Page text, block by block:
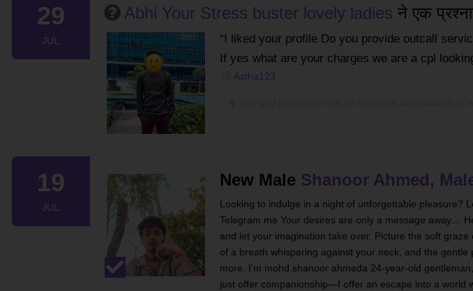
29
JUL
Abhi Your Stress buster lovely ladies ने एक
I liked your profile Do you provide outcall
If yes what are your charges we are a cpl
Astha123
19
JUL
New Male Shanoor Ahmed,
Looking to indulge in a night of unforgettable pleasure?
Telegram me Your desires are only a message away…
and let your imagination take over. Picture the soft
of a breath whispering against your neck, and the
more. I’m mohd shanoor ahmeda 24-year-old
just offer companionship—I offer an escape into a world